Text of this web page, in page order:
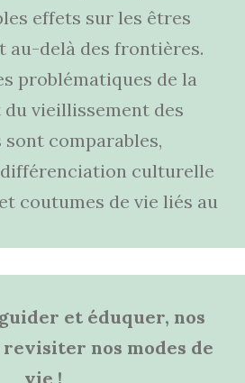
effets sur les êtres
au-delà des frontières.
problématiques de la
vieillissement des
comparables,
culturelle
coutumes de vie liés au
et éduquer, nos
nos modes de
vie !